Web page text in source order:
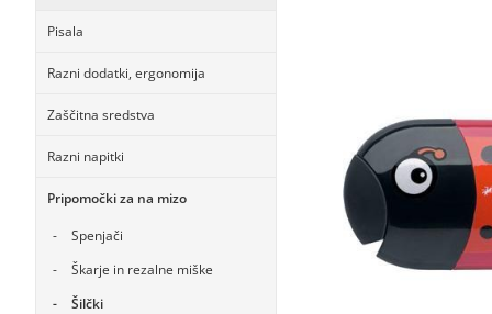
Pisala
Razni dodatki, ergonomija
Zaščitna sredstva
Razni napitki
Pripomočki za na mizo
Spenjači
Škarje in rezalne miške
Šilčki